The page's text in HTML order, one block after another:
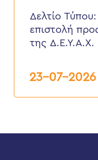
επιστολή
προς
τους
καταναλωτές
Δελτίο
επιστολή
της Δ.Ε.Υ.Α.Χ.
23-07-2026